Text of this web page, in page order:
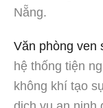
Nẵng.
Văn phòng ven
hệ thống tiện
không khí tạo